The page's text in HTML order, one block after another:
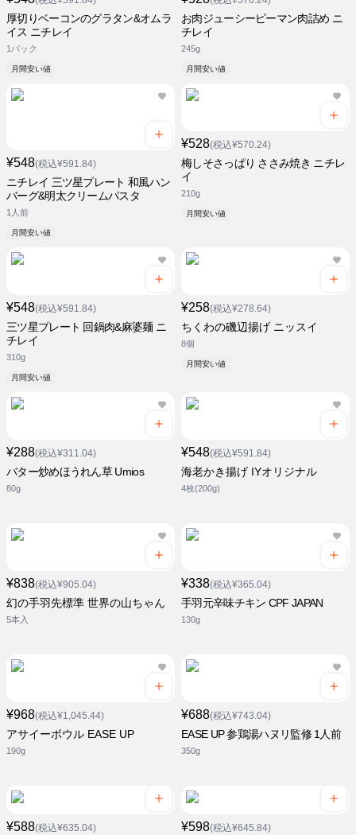
厚切りベーコンのグラタン&オムラ
イス ニチレイ
1パック
月間安い値
お肉ジューシーピーマン肉詰め ニ
チレイ
245g
月間安い値
¥548(税込¥591.84)
ニチレイ 三ツ星プレート 和風ハン
バーグ&明太クリームパスタ
1人前
月間安い値
¥528(税込¥570.24)
梅しそさっぱり ささみ焼き ニチレ
イ
210g
月間安い値
¥548(税込¥591.84)
三ツ星プレート 回鍋肉&麻婆麺 ニ
チレイ
310g
月間安い値
¥258(税込¥278.64)
ちくわの磯辺揚げ ニッスイ
8個
月間安い値
¥288(税込¥311.04)
バター炒めほうれん草 Umios
80g
¥548(税込¥591.84)
海老かき揚げ IYオリジナル
4枚(200g)
¥838(税込¥905.04)
幻の手羽先標準 世界の山ちゃん
5本入
¥338(税込¥365.04)
手羽元辛味チキン CPF JAPAN
130g
¥968(税込¥1,045.44)
アサイーボウル EASE UP
190g
¥688(税込¥743.04)
EASE UP 参鶏湯ハヌリ監修 1人前
350g
¥588(税込¥635.04) ¥598(税込¥645.84)